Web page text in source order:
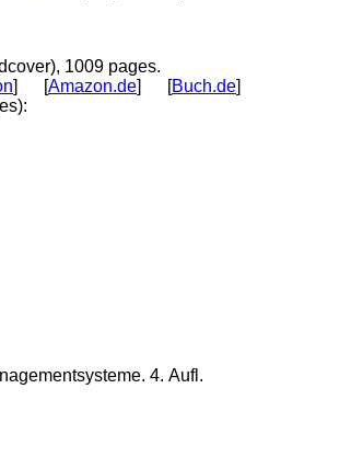
1009 pages.
] [Amazon.de] [Buch.de]
4. Aufl.